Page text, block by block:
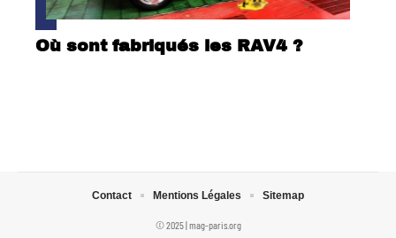
Où sont fabriqués les RAV4 ?
© 2025 | mag-paris.org
Contact Mentions Légales Sitemap